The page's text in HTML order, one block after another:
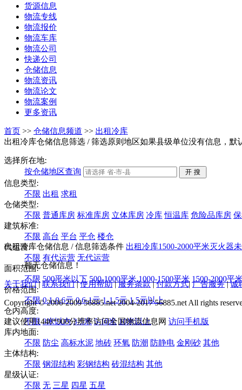
货源信息
物流专线
物流报价
物流车库
物流公司
快递公司
仓储信息
物流资讯
物流论文
物流案例
更多资讯
首页 >> 仓储信息频道 >> 出租冷库
出租冷库仓储信息筛选 / 筛选原则地区如果县级单位没有信息，默
选择所在地:
按仓储地区查询
信息类型:
不限 出租 求租
仓储类型:
不限 普通库房 标准库房 立体库房 冷库 恒温库 危险品库房
建筑标准:
不限 高台 平台 平仓 楼仓
代运营:
不限 有代运营 无代运营
面积范围:
不限 500平米以下 500-1000平米 1000-1500平米 1500-2000平
价格范围:
不限 0.1-0.6元 0.6-1元 1-1.5元 1.5元以上
仓内高度:
不限 3米以内 3-5米 5-10米 10米以上
库内地面:
不限 防尘 高标水泥 地砖 环氧 防潮 防静电 金刚砂 其他
主体结构:
不限 钢混结构 彩钢结构 砖混结构 其他
星级认证:
不限 无 三星 四星 五星
出租冷库仓储信息 / 信息筛选条件 出租冷库1500-2000平米灭火器
暂无仓储信息！
关于我们|联系我们|使用帮助|服务条款|付款方式|广告服务|诚
Copyright © 2006-2009 56885.net 2004-2017 56885.net All rights
建议使用1440*900分辨率访问全国物流信息网 访问手机版